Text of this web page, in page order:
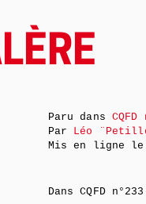
Paru dans
Par Léo
Mis en ligne le
Dans CQFD